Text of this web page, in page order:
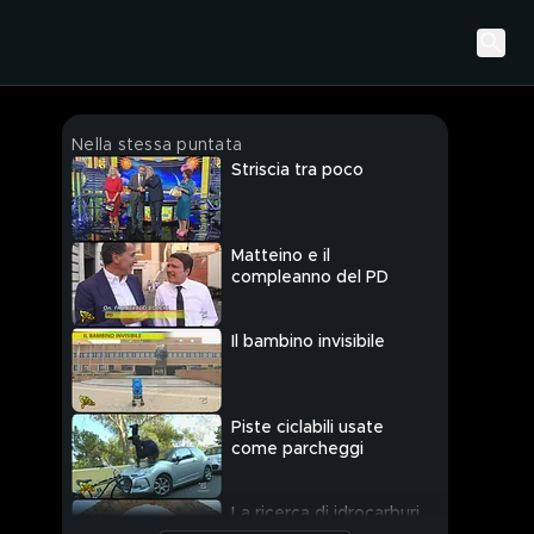
Nella stessa puntata
Striscia tra poco
Matteino e il
compleanno del PD
Il bambino invisibile
Piste ciclabili usate
come parcheggi
La ricerca di idrocarburi